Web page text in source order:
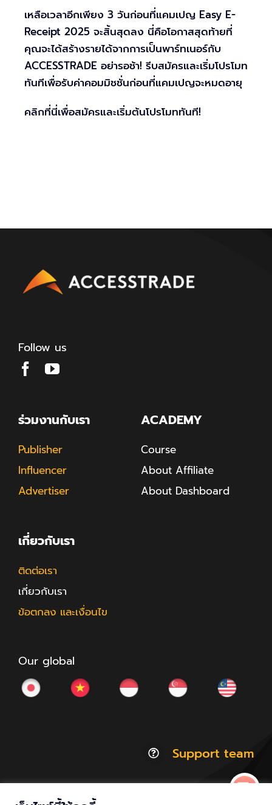
เหลือเวลาอีกเพียง 3 วันก่อนที่แคมเปญ Easy E-
Receipt 2025 จะสิ้นสุดลง นี่คือโอกาสสุดท้ายที่
คุณจะได้สร้างรายได้จากการเป็นพาร์ทเนอร์กับ
ACCESSTRADE อย่ารอช้า! รีบสมัครและเริ่มโปรโมท
ทันทีเพื่อรับค่าคอมมิชชั่นก่อนที่แคมเปญจะหมดอายุ
คลิกที่นี่เพื่อสมัครและเริ่มต้นโปรโมททันที!
Follow us
ร่วมงานกับเรา
Publisher
Influencer
Advertiser
ACADEMY
Course
About Affiliate
About Dashboard
เกี่ยวกับเรา
ติดต่อเรา
เกี่ยวกับเรา
ข้อตกลง และเงื่อนไข
Our global
Support team